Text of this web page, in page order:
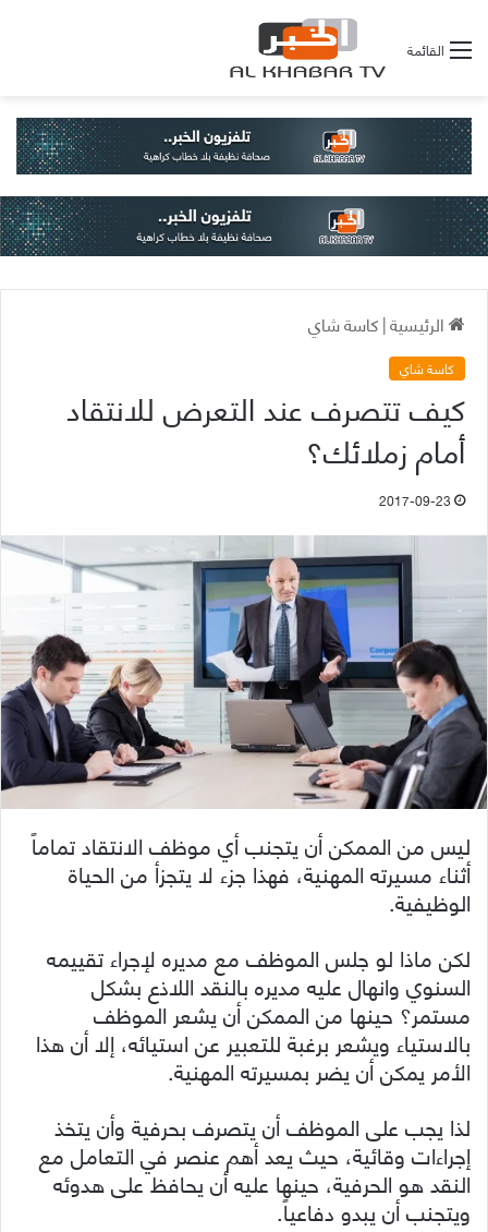
القائمة
الرئيسية|كاسة شاي
كاسة شاي
كيف تتصرف عند التعرض للانتقاد
أمام زملائك؟
2017-09-23
ليس من الممكن أن يتجنب أي موظف الانتقاد تماماً
أثناء مسيرته المهنية، فهذا جزء لا يتجزأ من الحياة
الوظيفية.
لكن ماذا لو جلس الموظف مع مديره لإجراء تقييمه
السنوي وانهال عليه مديره بالنقد اللاذع بشكل
مستمر؟ حينها من الممكن أن يشعر الموظف
بالاستياء ويشعر برغبة للتعبير عن استيائه، إلا أن هذا
الأمر يمكن أن يضر بمسيرته المهنية.
لذا يجب على الموظف أن يتصرف بحرفية وأن يتخذ
إجراءات وقائية، حيث يعد أهم عنصر في التعامل مع
النقد هو الحرفية، حينها عليه أن يحافظ على هدوئه
ويتجنب أن يبدو دفاعياً.